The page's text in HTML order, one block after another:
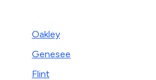
Oakley
Genesee
Flint